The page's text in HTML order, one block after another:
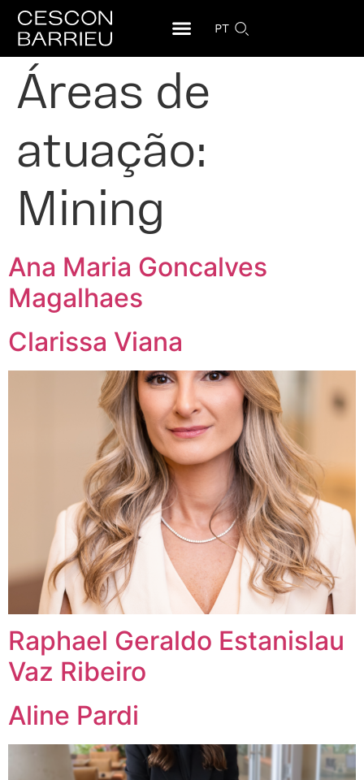
PT
Áreas de
atuação:
Mining
Ana Maria Goncalves
Magalhaes
Clarissa Viana
Raphael Geraldo Estanislau
Vaz Ribeiro
Aline Pardi